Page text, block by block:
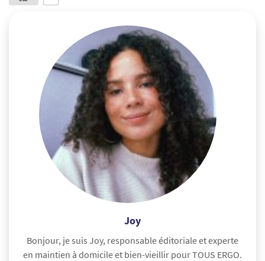
Joy
Bonjour, je suis Joy, responsable éditoriale et experte
en maintien à domicile et bien-vieillir pour TOUS ERGO.